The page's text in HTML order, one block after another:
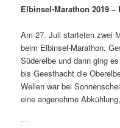
Elbinsel-Marathon 2019
Am 27. Juli starteten zwei
beim Elbinsel-Marathon.
Süderelbe und dann ging
bis Geesthacht die
Wellen war bei
eine angenehme